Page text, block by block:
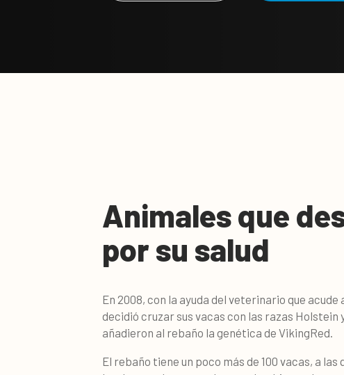
Animales que
por su salud
En 2008, con la ayuda del veterinario que acude
decidió cruzar sus vacas con las razas Holstein
añadieron al rebaño la genética de VikingRed.
El rebaño tiene un poco más de 100 vacas, a las